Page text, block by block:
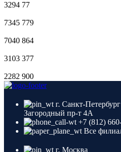
3294 77
7345 779
7040 864
3103 377
2282 900
г. Санкт-Петербург
Загородный пр-т 4A
+7 (812)
Все
г. Москва